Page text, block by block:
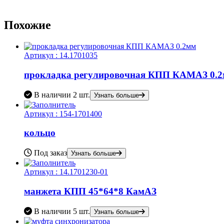
Похожие
Артикул : 14.1701035
прокладка регулировочная КПП КАМАЗ
В наличии 2 шт. Узнать больше
Артикул : 154-1701400
кольцо
Под заказ Узнать больше
Артикул : 14.1701230-01
манжета КПП 45*64*8 КамАЗ
В наличии 5 шт. Узнать больше